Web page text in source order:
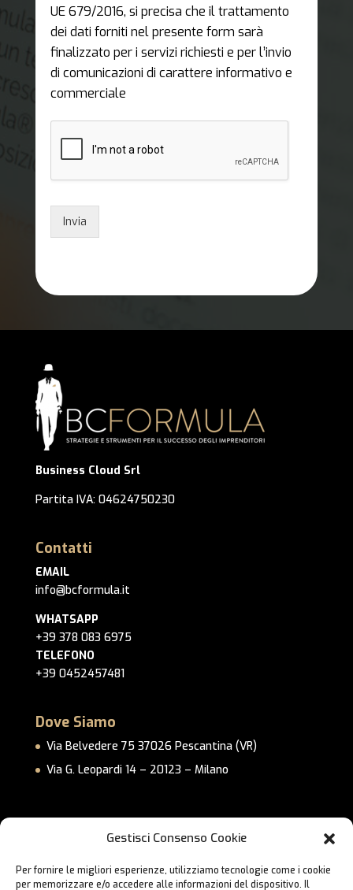
Gestisci Consenso Cookie
Per fornire le migliori esperienze, utilizziamo tecnologie come i cookie
per memorizzare e/o accedere alle informazioni del dispositivo. Il
UE 679/2016, si precisa che il trattamento
dei dati forniti nel presente form sarà
finalizzato per i servizi richiesti e per l’invio
di comunicazioni di carattere informativo e
commerciale
Invia
Business Cloud Srl
Partita IVA: 04624750230
Contatti
EMAIL
info@bcformula.it
WHATSAPP
+39 378 083 6975
TELEFONO
+39 0452457481
Dove Siamo
Via Belvedere 75 37026 Pescantina (VR)
Via G. Leopardi 14 – 20123 – Milano
Cookie Policy